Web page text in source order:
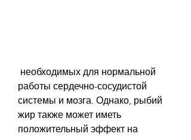
работы сердечно-сосудистой
системы и мозга. Однако, рыбий
жир также может иметь
положительный эффект на